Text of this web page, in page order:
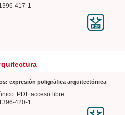
417-1
expresión poligráfica arquitectónica
PDF acceso libre
420-1